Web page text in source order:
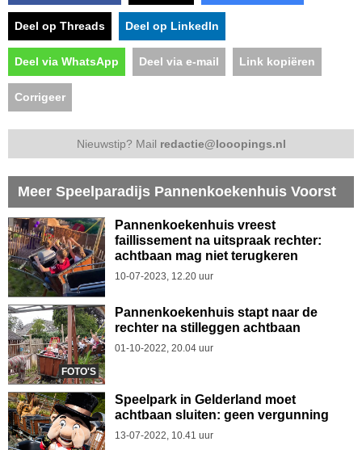
Deel op Threads Deel op LinkedIn
Deel via WhatsApp Deel via e-mail Link kopiëren
Corrigeer
Nieuwstip? Mail redactie@looopings.nl
Meer Speelparadijs Pannenkoekenhuis Voorst
Pannenkoekenhuis vreest
faillissement na uitspraak rechter:
achtbaan mag niet terugkeren
10-07-2023, 12.20 uur
FOTO'S
Pannenkoekenhuis stapt naar de
rechter na stilleggen achtbaan
01-10-2022, 20.04 uur
Speelpark in Gelderland moet
achtbaan sluiten: geen vergunning
13-07-2022, 10.41 uur